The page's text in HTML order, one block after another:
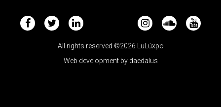
All rights reserved ©2026 LuLúxpo
Web development by daedalus